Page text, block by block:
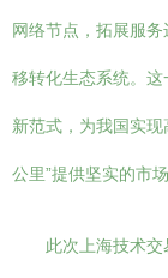
网络节点，拓展服
移转化生态系统。
新范式，为我国实
公里”提供坚实的市
此次上海技术